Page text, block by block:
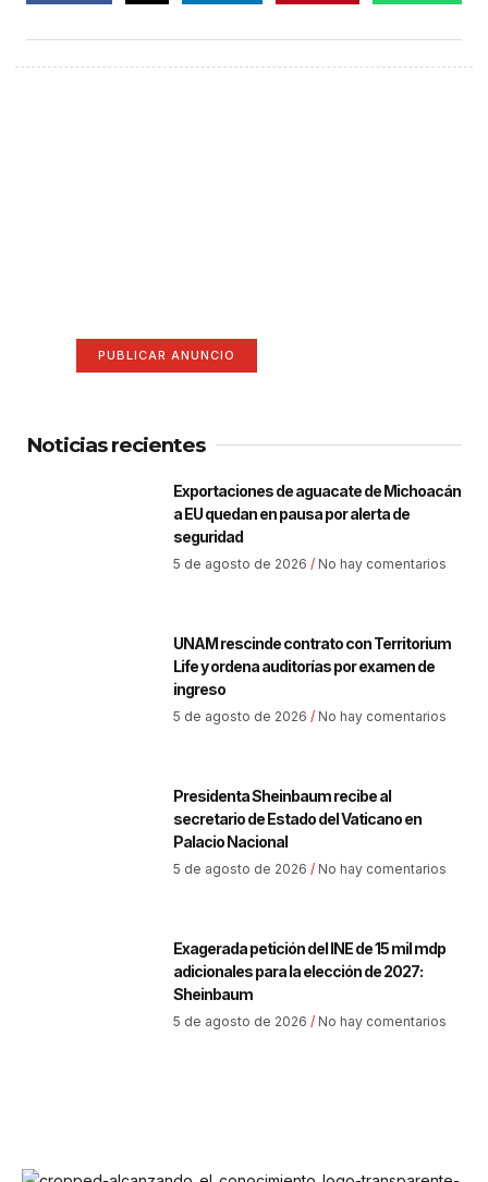
PUBLICAR ANUNCIO
Noticias recientes
Exportaciones de aguacate de Michoacán
a EU quedan en pausa por alerta de
seguridad
5 de agosto de 2026 No hay comentarios
UNAM rescinde contrato con Territorium
Life y ordena auditorías por examen de
ingreso
5 de agosto de 2026 No hay comentarios
Presidenta Sheinbaum recibe al
secretario de Estado del Vaticano en
Palacio Nacional
5 de agosto de 2026 No hay comentarios
Exagerada petición del INE de 15 mil mdp
adicionales para la elección de 2027:
Sheinbaum
5 de agosto de 2026 No hay comentarios